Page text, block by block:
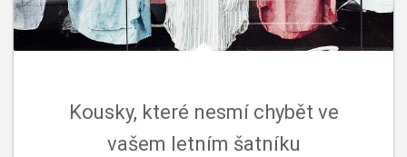
Kousky, které nesmí chybět ve
vašem letním šatníku